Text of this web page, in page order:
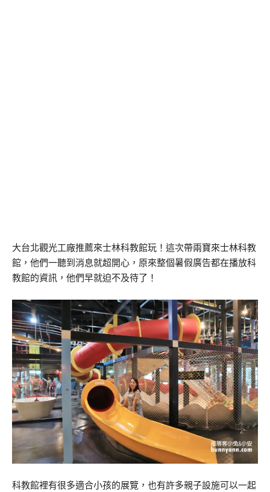
大台北觀光工廠推薦來士林科教館玩！這次帶兩寶來士林科教
館，他們一聽到消息就超開心，原來整個暑假廣告都在播放科
教館的資訊，他們早就迫不及待了！
科教館裡有很多適合小孩的展覽，也有許多親子設施可以一起